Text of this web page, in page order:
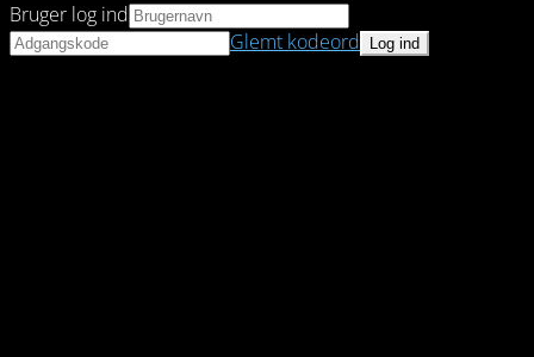
Bruger log ind
Glemt kodeord